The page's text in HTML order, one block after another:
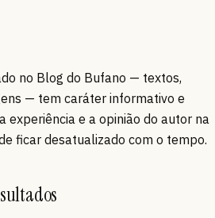
no Blog do Bufano — textos,
— tem caráter informativo e
experiência e a opinião do autor na
ficar desatualizado com o tempo.